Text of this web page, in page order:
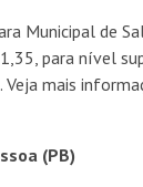
Municipal de
para nível
Veja mais
(PB)